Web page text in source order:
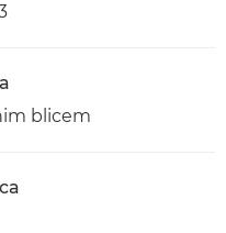
blicem